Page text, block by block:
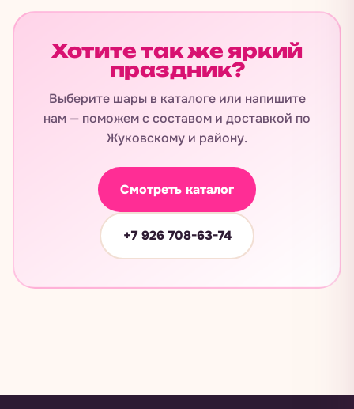
Хотите так же яркий
праздник?
Выберите шары в каталоге или напишите
нам — поможем с составом и доставкой по
Жуковскому и району.
Смотреть каталог
+7 926 708-63-74